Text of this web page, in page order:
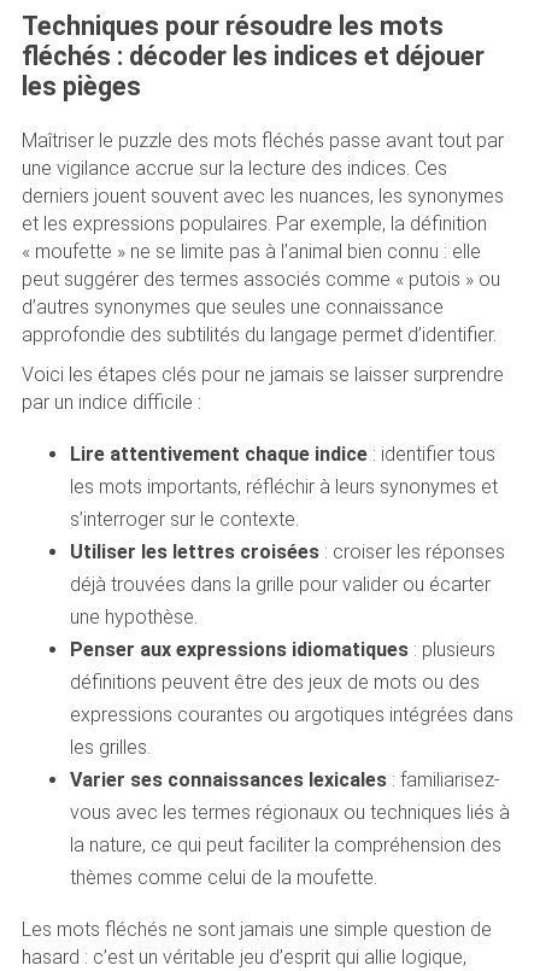
Techniques pour résoudre les mots
fléchés : décoder les indices et déjouer
les pièges
Maîtriser le puzzle des mots fléchés passe avant tout par
une vigilance accrue sur la lecture des indices. Ces
derniers jouent souvent avec les nuances, les synonymes
et les expressions populaires. Par exemple, la définition
« moufette » ne se limite pas à l’animal bien connu : elle
peut suggérer des termes associés comme « putois » ou
d’autres synonymes que seules une connaissance
approfondie des subtilités du langage permet d’identifier.
Voici les étapes clés pour ne jamais se laisser surprendre
par un indice difficile :
Lire attentivement chaque indice: identifier tous
les mots importants, réfléchir à leurs synonymes et
s’interroger sur le contexte.
Utiliser les lettres croisées: croiser les réponses
déjà trouvées dans la grille pour valider ou écarter
une hypothèse.
Penser aux expressions idiomatiques: plusieurs
définitions peuvent être des jeux de mots ou des
expressions courantes ou argotiques intégrées dans
les grilles.
Varier ses connaissances lexicales: familiarisez-
vous avec les termes régionaux ou techniques liés à
la nature, ce qui peut faciliter la compréhension des
thèmes comme celui de la moufette.
Les mots fléchés ne sont jamais une simple question de
hasard : c’est un véritable jeu d’esprit qui allie logique,